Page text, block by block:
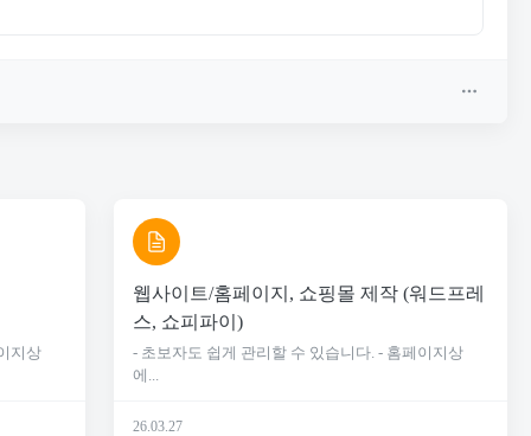
지상
웹사이트/홈페이지, 쇼핑몰 제작 (워드프레
스, 쇼피파이)
- 초보자도 쉽게 관리할 수 있습니다. - 홈페이지상
에...
26.03.27